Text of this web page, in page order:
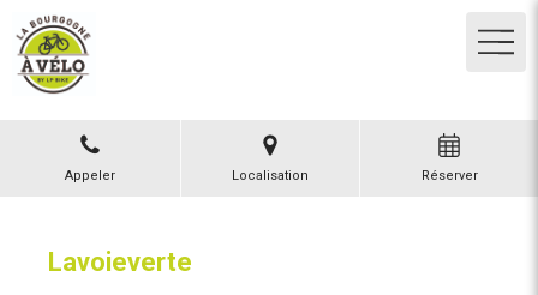
Appeler Localisation Réserver
Lavoieverte